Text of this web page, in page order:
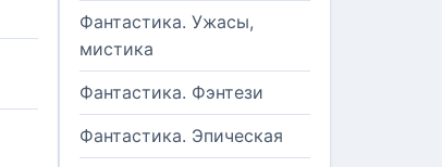
Фантастика. Ужасы,
мистика
Фантастика. Фэнтези
Фантастика. Эпическая